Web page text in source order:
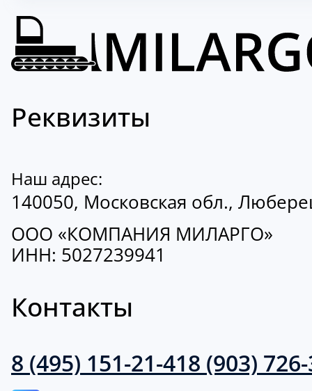
Реквизиты
Наш адрес:
140050, Московская обл.,
ООО «КОМПАНИЯ МИЛАРГО»
ИНН: 5027239941
Контакты
8 (495) 151-21-418 (903)